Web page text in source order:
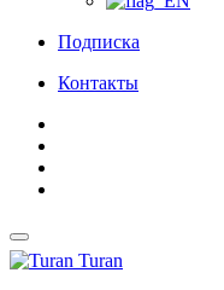
Подписка
Контакты
Turan